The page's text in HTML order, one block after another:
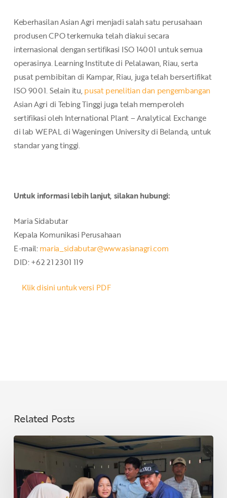
Keberhasilan Asian Agri menjadi salah satu perusahaan
produsen CPO terkemuka telah diakui secara
internasional dengan sertifikasi ISO 14001 untuk semua
operasinya. Learning Institute di Pelalawan, Riau, serta
pusat pembibitan di Kampar, Riau, juga telah bersertifikat
ISO 9001. Selain itu,pusat penelitian dan pengembangan
Asian Agri di Tebing Tinggi juga telah memperoleh
sertifikasi oleh International Plant – Analytical Exchange
di lab WEPAL di Wageningen University di Belanda, untuk
standar yang tinggi.
Untuk informasi lebih lanjut, silakan hubungi:
Maria Sidabutar
Kepala Komunikasi Perusahaan
E-mail:maria_sidabutar@www.asianagri.com
DID: +62 21 2301 119
Klik disini untuk versi PDF
Related Posts
Jelang
Lebaran,
PT
SMA
Salurkan